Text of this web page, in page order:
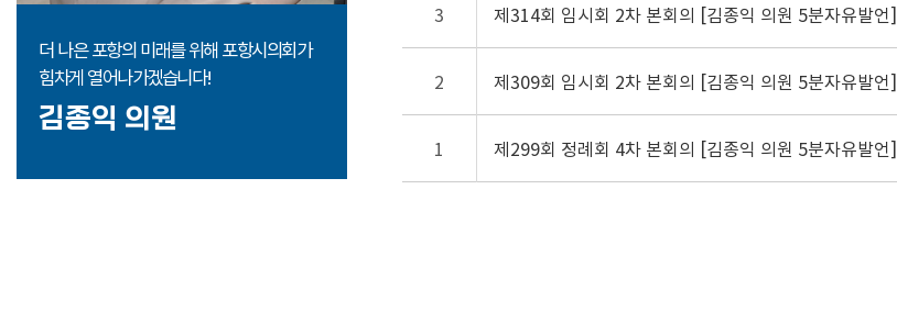
더 나은 포항의 미래를 위해 포항시의회가
힘차게 열어나가겠습니다!
김종익 의원
3 제314회 임시회 2차 본회의 [김종익 의원 5분자유발언]
2 제309회 임시회 2차 본회의 [김종익 의원 5분자유발언]
1 제299회 정례회 4차 본회의 [김종익 의원 5분자유발언]